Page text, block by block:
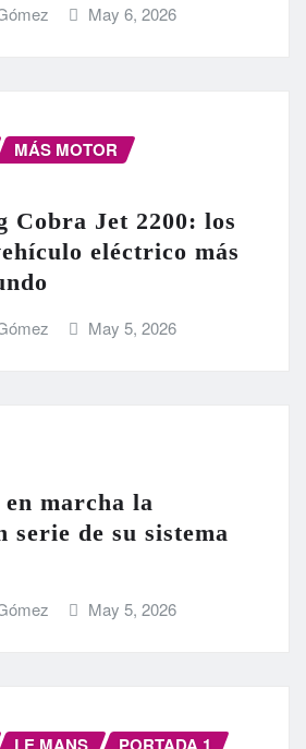
May 6, 2026
MÁS MOTOR
Cobra Jet 2200: los
eléctrico más
May 5, 2026
marcha la
serie de su sistema
May 5, 2026